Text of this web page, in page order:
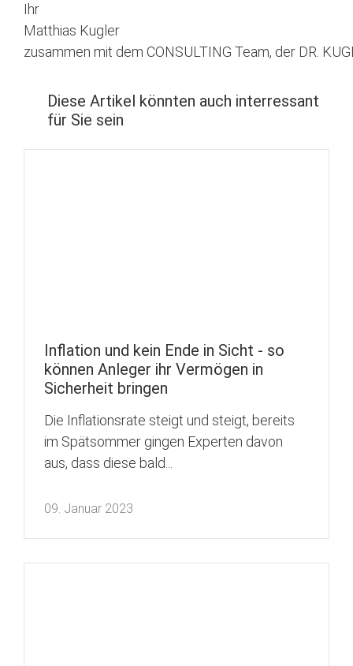
Ihr
Matthias Kugler
zusammen mit dem CONSULTING Team, der DR.
Diese Artikel könnten auch interressant
für Sie sein
Inflation und kein Ende in Sicht - so
können Anleger ihr Vermögen in
Sicherheit bringen
Die Inflationsrate steigt und steigt, bereits
im Spätsommer gingen Experten davon
aus, dass diese bald...
09. Januar 2023